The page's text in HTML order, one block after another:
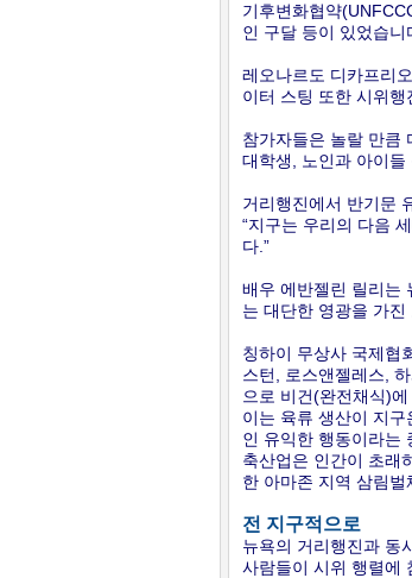
기후변화협약
인 구달 등이 있었습니
레오나르도 디카프리
이터 스팅 또한 시위행
참가자들은 놀랄 만큼
대학생, 노인과 아이들
거리행진에서 반기문
“지구는 우리의 다음
다.”
배우 에반젤린 릴리는
는 대단한 영광을 가진
칭하이 무상사 국제협
스턴, 로스앤젤레스,
으로 비건(완전채식)
이는 육류 생산이 지
인 유익한 행동이라는
축산업은 인간이 초래
한 아마존 지역 삼림
전 지구적으로
뉴욕의 거리행진과 동
사람들이 시위 행렬에